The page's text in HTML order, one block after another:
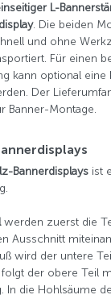
L-
. Die beiden
und ohne
Für einen
kann optional eine
Der
Banner-Montage.
Bannerdisplaysist
werden zuerst die
Ausschnitt
wird der untere
der obere Teil
In die Hohlsäume